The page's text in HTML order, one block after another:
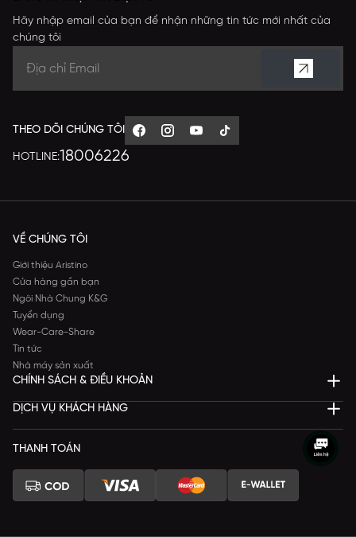
Hãy nhập email của bạn để nhận những tin tức mới nhất của
chúng tôi
THEO DÕI CHÚNG TÔI
HOTLINE:18006226
VỀ CHÚNG TÔI
Giới thiệu Aristino
Cửa hàng gần bạn
Ngôi Nhà Chung K&G
Tuyển dụng
Wear-Care-Share
Tin tức
Nhà máy sản xuất
CHÍNH SÁCH & ĐIỀU KHOẢN
DỊCH VỤ KHÁCH HÀNG
THANH TOÁN